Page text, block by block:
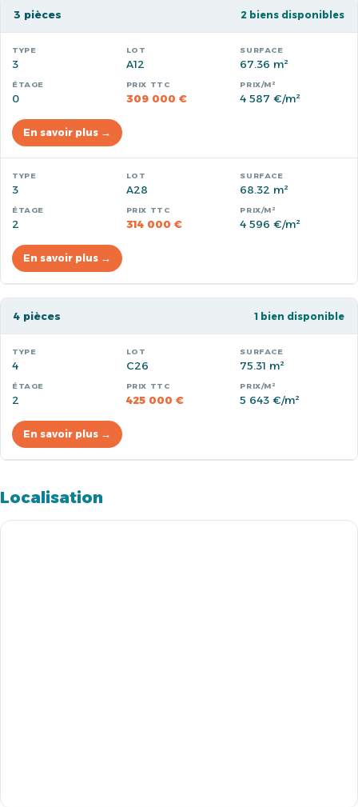
3 pièces 2 biens disponibles
3 A12 67.36 m²
0 309 000 € 4 587 €/m²
En savoir plus →
3 A28 68.32 m²
2 314 000 € 4 596 €/m²
En savoir plus →
4 pièces 1 bien disponible
4 C26 75.31 m²
2 425 000 € 5 643 €/m²
En savoir plus →
Localisation